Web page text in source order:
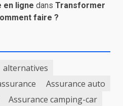
en ligne dans Transformer
faire ?
alternatives
Assurance auto
Assurance camping-car